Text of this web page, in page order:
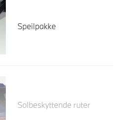
Speilpakke
Solbeskyttende ruter